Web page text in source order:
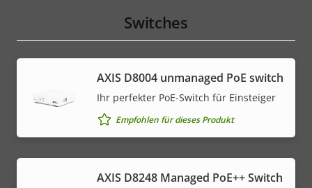
Switches
AXIS ​D8004 unmanaged PoE switch
Ihr perfekter PoE-Switch für Einsteiger
Empfohlen für dieses Produkt
AXIS D8248 Managed PoE++ Switch